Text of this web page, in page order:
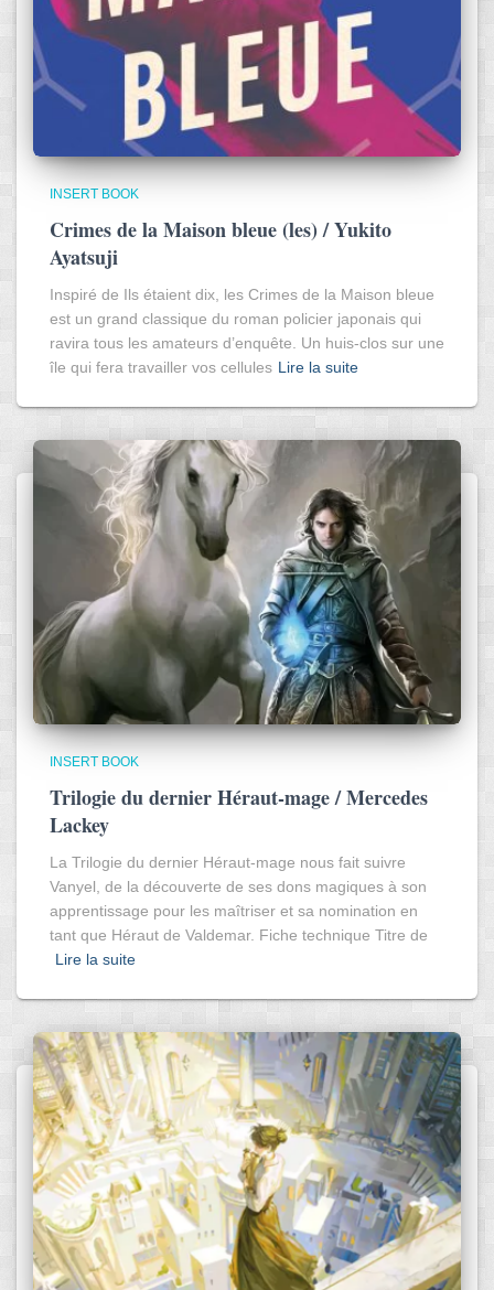
INSERT BOOK
Crimes de la Maison bleue (les) / Yukito
Ayatsuji
Inspiré de Ils étaient dix, les Crimes de la Maison bleue
est un grand classique du roman policier japonais qui
ravira tous les amateurs d’enquête. Un huis-clos sur une
île qui fera travailler vos cellules Lire la suite
INSERT BOOK
Trilogie du dernier Héraut-mage / Mercedes
Lackey
La Trilogie du dernier Héraut-mage nous fait suivre
Vanyel, de la découverte de ses dons magiques à son
apprentissage pour les maîtriser et sa nomination en
tant que Héraut de Valdemar. Fiche technique Titre de
Lire la suite